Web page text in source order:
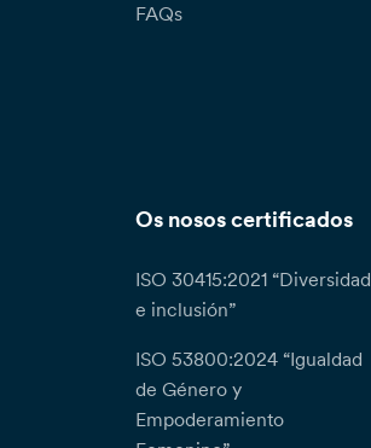
FAQs
Os nosos certificados
ISO 30415:2021 “Diversidad
e inclusión”
ISO 53800:2024 “Igualdad
de Género y
Empoderamiento